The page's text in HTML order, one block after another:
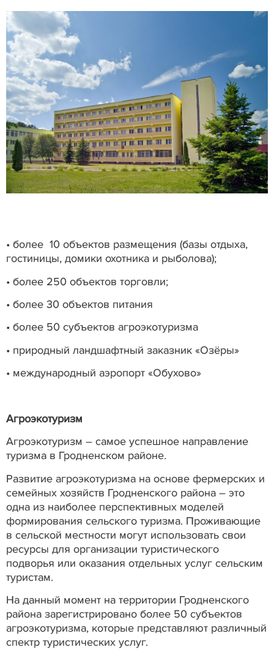
• более 10 объектов размещения (базы отдыха,
гостиницы, домики охотника и рыболова);
• более 250 объектов торговли;
• более 30 объектов питания
• более 50 субъектов агроэкотуризма
• природный ландшафтный заказник «Озёры»
• международный аэропорт «Обухово»
Агроэкотуризм
Агроэкотуризм – самое успешное направление
туризма в Гродненском районе.
Развитие агроэкотуризма на основе фермерских и
семейных хозяйств Гродненского района – это
одна из наиболее перспективных моделей
формирования сельского туризма. Проживающие
в сельской местности могут использовать свои
ресурсы для организации туристического
подворья или оказания отдельных услуг сельским
туристам.
На данный момент на территории Гродненского
района зарегистрировано более 50 субъектов
агроэкотуризма, которые представляют различный
спектр туристических услуг.